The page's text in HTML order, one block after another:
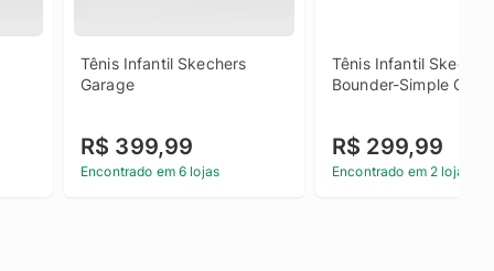
Tênis Infantil Skechers
Garage
R$ 399,99
Encontrado em 6 lojas
Tênis Infantil
Bounder-Simple Cute
R$ 299,99
Encontrado em 2 lojas